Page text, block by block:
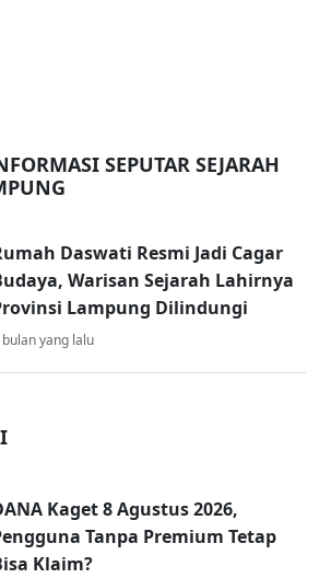
SEPUTAR SEJARAH
Daswati Resmi Jadi Cagar
Warisan Sejarah Lahirnya
Lampung Dilindungi
yang lalu
Kaget 8 Agustus 2026,
Tanpa Premium Tetap
Klaim?